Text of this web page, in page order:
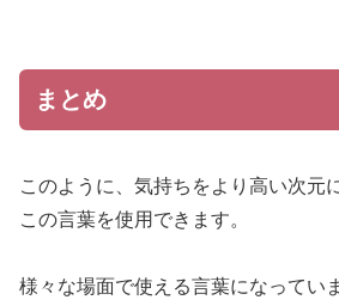
まとめ
このように、気持ちをより高い次元
この言葉を使用できます。
様々な場面で使える言葉になってい